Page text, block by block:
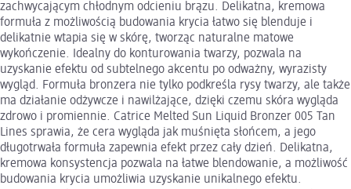
zachwycającym chłodnym odcieniu brązu. Delikatna, kremowa
formuła z możliwością budowania krycia łatwo się blenduje i
delikatnie wtapia się w skórę, tworząc naturalne matowe
wykończenie. Idealny do konturowania twarzy, pozwala na
uzyskanie efektu od subtelnego akcentu po odważny, wyrazisty
wygląd. Formuła bronzera nie tylko podkreśla rysy twarzy, ale także
ma działanie odżywcze i nawilżające, dzięki czemu skóra wygląda
zdrowo i promiennie. Catrice Melted Sun Liquid Bronzer 005 Tan
Lines sprawia, że cera wygląda jak muśnięta słońcem, a jego
długotrwała formuła zapewnia efekt przez cały dzień. Delikatna,
kremowa konsystencja pozwala na łatwe blendowanie, a możliwość
budowania krycia umożliwia uzyskanie unikalnego efektu.